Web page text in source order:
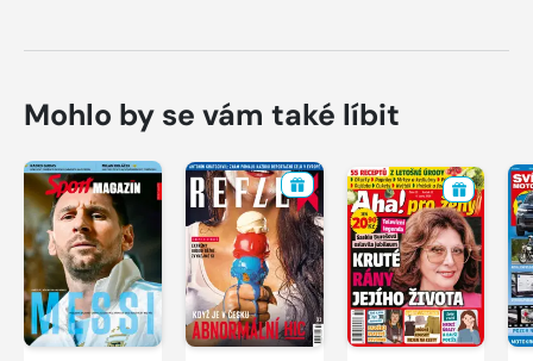
Mohlo by se vám také líbit